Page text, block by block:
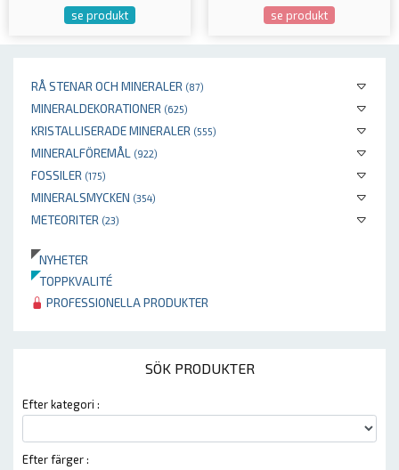
RÅ STENAR OCH MINERALER (87)
MINERALDEKORATIONER (625)
KRISTALLISERADE MINERALER (555)
MINERALFÖREMÅL (922)
FOSSILER (175)
MINERALSMYCKEN (354)
METEORITER (23)
NYHETER
TOPPKVALITÉ
PROFESSIONELLA PRODUKTER
SÖK PRODUKTER
Efter kategori :
Efter färger :
se produkt se produkt